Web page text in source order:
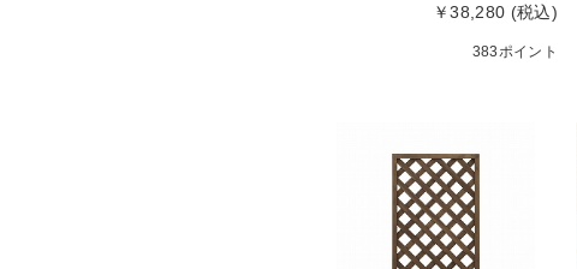
￥38,280 (税込)
383ポイント